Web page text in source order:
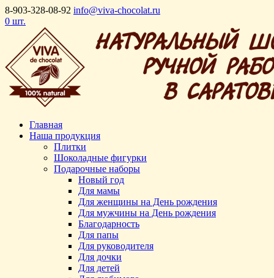
8-903-328-08-92 info@viva-chocolat.ru
0 шт.
Главная
Наша продукция
Плитки
Шоколадные фигурки
Подарочные наборы
Новый год
Для мамы
Для женщины на День рождения
Для мужчины на День рождения
Благодарность
Для папы
Для руководителя
Для дочки
Для детей